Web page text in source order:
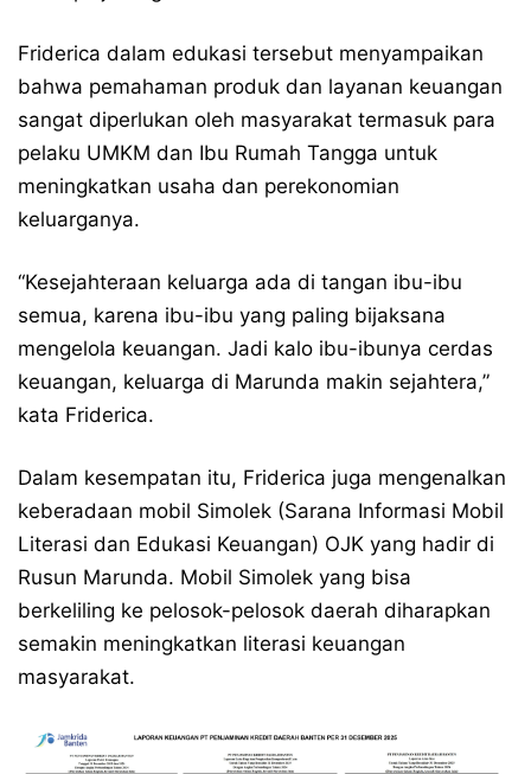
Friderica dalam edukasi tersebut menyampaikan
bahwa pemahaman produk dan layanan keuangan
sangat diperlukan oleh masyarakat termasuk para
pelaku UMKM dan Ibu Rumah Tangga untuk
meningkatkan usaha dan perekonomian
keluarganya.
“Kesejahteraan keluarga ada di tangan ibu-ibu
semua, karena ibu-ibu yang paling bijaksana
mengelola keuangan. Jadi kalo ibu-ibunya cerdas
keuangan, keluarga di Marunda makin sejahtera,”
kata Friderica.
Dalam kesempatan itu, Friderica juga mengenalkan
keberadaan mobil Simolek (Sarana Informasi Mobil
Literasi dan Edukasi Keuangan) OJK yang hadir di
Rusun Marunda. Mobil Simolek yang bisa
berkeliling ke pelosok-pelosok daerah diharapkan
semakin meningkatkan literasi keuangan
masyarakat.